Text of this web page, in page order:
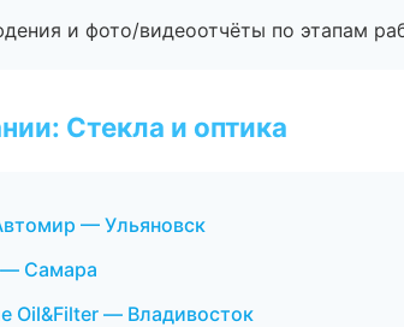
и фото/видеоотчёты по этапам
Стекла и оптика
— Ульяновск
Самара
Oil&Filter — Владивосток